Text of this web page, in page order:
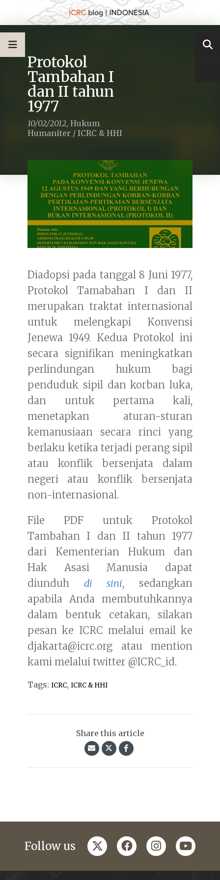
Protokol
Tambahan I
dan II tahun
1977
10/02/2012, Hukum
Humaniter / ICRC & HHI
Diadopsi pada tanggal 8 Juni 1977,
Protokol Tamabahan I dan II
merupakan traktat internasional
untuk melengkapi Konvensi
Jenewa 1949. Kedua Protokol ini
secara signifikan meningkatkan
perlindungan hukum bagi
penduduk sipil dan korban luka,
dan untuk pertama kali,
menetapkan aturan-sturan
kemanusiaan secara rinci yang
berlaku ketika terjadi perang sipil
atau konflik bersenjata dalam
negeri atau konflik bersenjata
non-internasional.
File PDF untuk Protokol
Tambahan I dan II tahun 1977
dari Kementerian Hukum dan
Hak Asasi Manusia dapat
diunduh di sini, sedangkan
apabila Anda membutuhkannya
dalam bentuk cetakan, silakan
pesan ke ICRC melalui email ke
djakarta@icrc.org atau mention
kami melalui twitter @ICRC_id.
Tags: ICRC, ICRC & HHI
Share this article
Follow us twitterfacebookinstagramyoutube